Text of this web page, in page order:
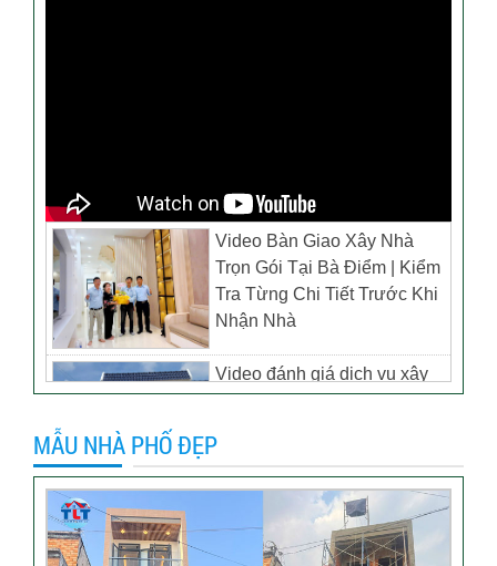
Video Bàn Giao Xây Nhà
Trọn Gói Tại Bà Điểm | Kiểm
Tra Từng Chi Tiết Trước Khi
Nhận Nhà
Video đánh giá dịch vụ xây
Khách hàng đánh giá dịch vụ
xây dựng của TLT
MẪU NHÀ PHỐ ĐẸP